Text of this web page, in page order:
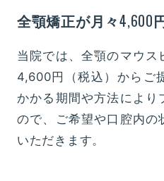
全顎矯正が月々4,600
当院では、全顎のマウス
4,600円（税込）からご
かかる期間や方法により
ので、ご希望や口腔内の
いただきます。